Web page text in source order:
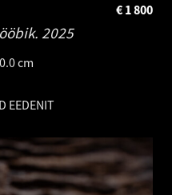
2025
cm
1 800
€
EEDENIT